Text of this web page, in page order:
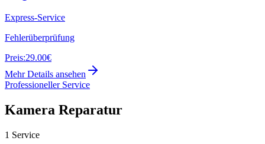
Express-Service
Fehlerüberprüfung
Preis:29.00€
Mehr Details ansehen
Professioneller Service
Kamera Reparatur
1 Service